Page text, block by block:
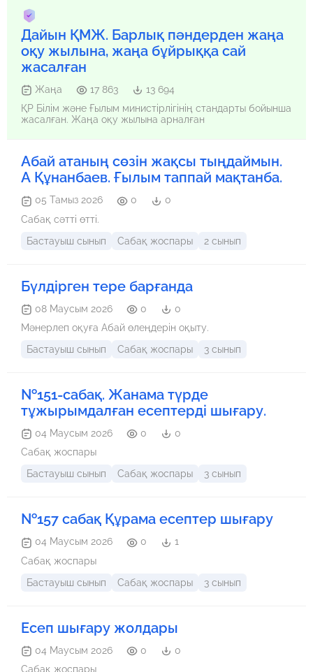
Дайын ҚМЖ. Барлық пәндерден жаңа
оқу жылына, жаңа бұйрыққа сай
жасалған
Жаңа 17 863
13 694
ҚР Білім және Ғылым министірлігінің стандарты бойынша
жасалған. Жаңа оқу жылына арналған
Абай атаның сөзін жақсы тыңдаймын.
А Құнанбаев. Ғылым таппай мақтанба.
05 Тамыз 2026 0
0
Сабақ сәтті өтті.
Бастауыш сынып
Сабақ жоспары 2 сынып
Бүлдірген тере барғанда
08 Маусым 2026 0
0
Мәнерлеп оқуға Абай өлеңдерін оқыту.
Бастауыш сынып
Сабақ жоспары 3 сынып
№151-сабақ. Жанама түрде
тұжырымдалған есептерді шығару.
04 Маусым 2026 0
0
Сабақ жоспары
Бастауыш сынып
Сабақ жоспары 3 сынып
№157 сабақ Құрама есептер шығару
04 Маусым 2026 0
1
Сабақ жоспары
Бастауыш сынып
Сабақ жоспары 3 сынып
Есеп шығару жолдары
04 Маусым 2026 0
0
Сабақ жоспары